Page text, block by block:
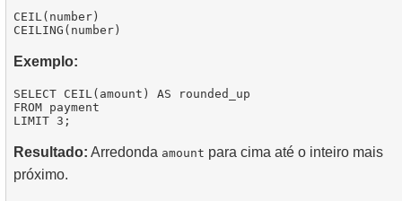
CEIL(number)
Exemplo:
SELECT CEIL(amount) AS rounded_up
FROM payment
Resultado: Arredonda amount para cima até o inteiro mais
próximo.